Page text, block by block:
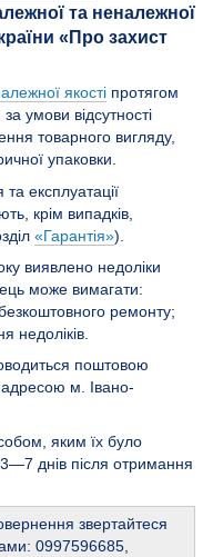
та неналежної
«Про захист
якості протягом
умови відсутності
товарного вигляду,
упаковки.
експлуатації
крім випадків,
«Гарантія»).
виявлено недоліки
може вимагати:
ремонту;
недоліків.
поштовою
м. Івано-
яким їх було
днів після отримання
звертайтеся
0997596685,